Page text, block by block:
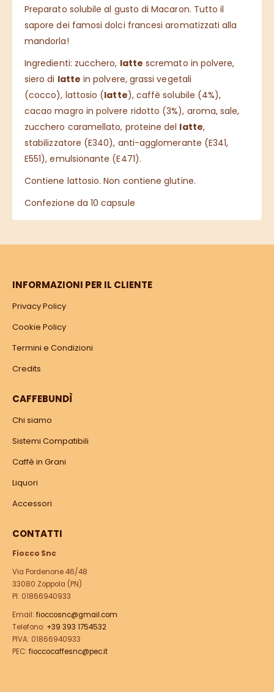
Preparato solubile al gusto di Macaron. Tutto il
sapore dei famosi dolci francesi aromatizzati alla
mandorla!
Ingredienti: zucchero, latte scremato in polvere,
siero di latte in polvere, grassi vegetali
(cocco), lattosio (latte), caffè solubile (4%),
cacao magro in polvere ridotto (3%), aroma, sale,
zucchero caramellato, proteine del latte,
stabilizzatore (E340), anti-agglomerante (E341,
E551), emulsionante (E471).
Contiene lattosio. Non contiene glutine.
Confezione da 10 capsule
INFORMAZIONI PER IL CLIENTE
Privacy Policy
Cookie Policy
Termini e Condizioni
Credits
CAFFEBUNDÌ
Chi siamo
Sistemi Compatibili
Caffè in Grani
Liquori
Accessori
CONTATTI
Fiocco Snc
Via Pordenone 46/48
33080 Zoppola (PN)
PI: 01866940933
Email: fioccosnc@gmail.com
Telefono: +39 393 1754532
PIVA: 01866940933
PEC: fioccocaffesnc@pec.it